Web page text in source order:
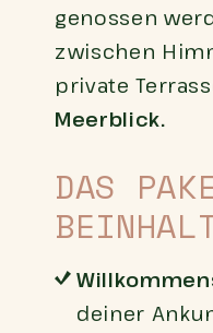
genossen
zwischen
private
Meerblick.
DAS
deiner